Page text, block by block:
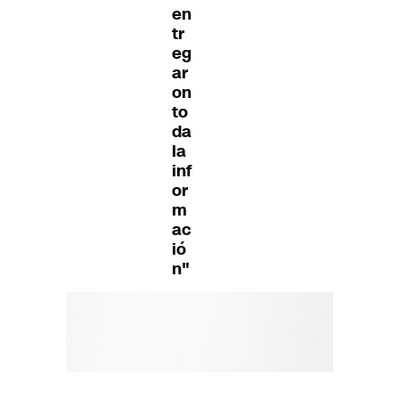
en
tr
eg
ar
on
to
da
la
inf
or
m
ac
ió
n"